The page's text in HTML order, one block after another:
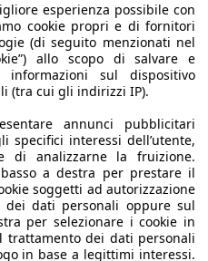
esperienza possibile con
cookie propri e di fornitori
(di seguito menzionati nel
allo scopo di salvare e
sul dispositivo
(tra cui gli indirizzi IP).
annunci pubblicitari
specifici interessi dell’utente,
di analizzarne la fruizione.
a destra per prestare il
soggetti ad autorizzazione
dati personali oppure sul
per selezionare i cookie in
dei dati personali
in base a legittimi interessi.